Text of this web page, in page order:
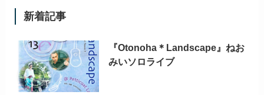
新着記事
『Otonoha＊Landscape』ねお
みいソロライブ